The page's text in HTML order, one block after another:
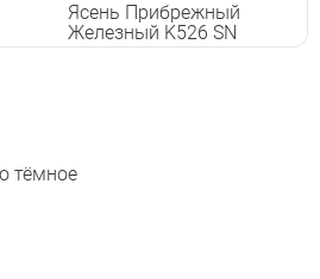
Ясень Прибрежный
Железный K526 SN
тёмное